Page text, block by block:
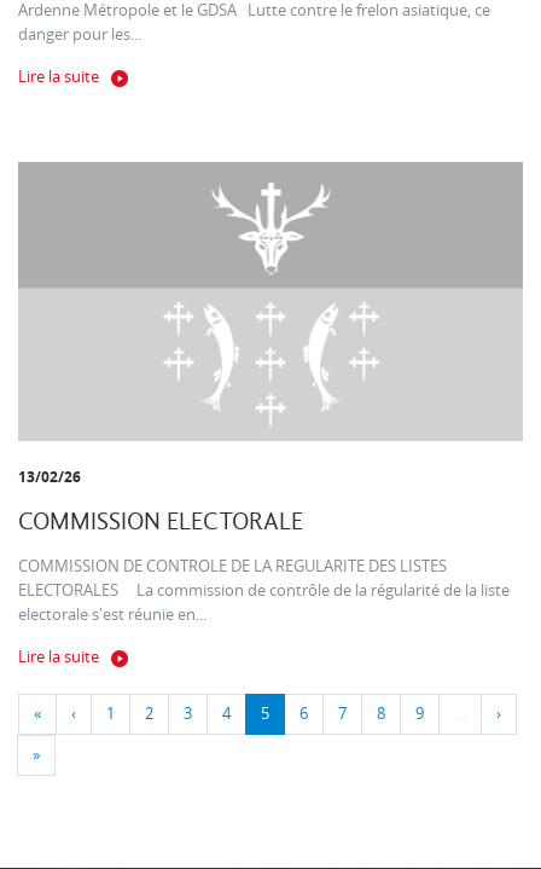
Ardenne Métropole et le GDSA Lutte contre le frelon asiatique, ce
danger pour les...
Lire la suite
13/02/26
COMMISSION ELECTORALE
COMMISSION DE CONTROLE DE LA REGULARITE DES LISTES
ELECTORALES La commission de contrôle de la régularité de la liste
electorale s'est réunie en...
Lire la suite
« ‹ 1 2 3 4 5 6 7 8 9 … ›
»